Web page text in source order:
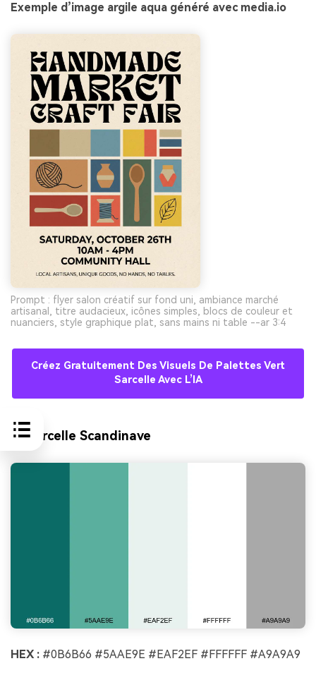
Exemple d’image argile aqua généré avec media.io
Prompt : flyer salon créatif sur fond uni, ambiance marché
artisanal, titre audacieux, icônes simples, blocs de couleur et
nuanciers, style graphique plat, sans mains ni table --ar 3:4
Créez Gratuitement Des Visuels De Palettes Vert
Sarcelle Avec L’IA
9) Sarcelle Scandinave
HEX : #0B6B66 #5AAE9E #EAF2EF #FFFFFF #A9A9A9